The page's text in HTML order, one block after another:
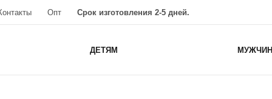
Опт Срок изготовления 2-5 дней.
ДЕТЯМ